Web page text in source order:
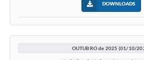
DOWNLOADS
OUTUBRO de 2025 (01/10/